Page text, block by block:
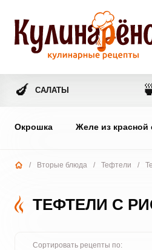
🍆 САЛАТЫ
Окрошка Желе из
/ Вторые блюда / Тефтели /
ТЕФТЕЛИ С
Сортировать рецепты по: